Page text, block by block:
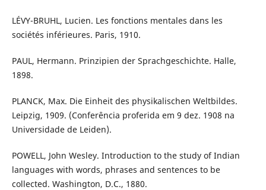
LÉVY-BRUHL, Lucien. Les fonctions mentales dans les
sociétés inférieures. Paris, 1910.
PAUL, Hermann. Prinzipien der Sprachgeschichte. Halle,
1898.
PLANCK, Max. Die Einheit des physikalischen Weltbildes.
Leipzig, 1909. (Conferência proferida em 9 dez. 1908 na
Universidade de Leiden).
POWELL, John Wesley. Introduction to the study of Indian
languages with words, phrases and sentences to be
collected. Washington, D.C., 1880.